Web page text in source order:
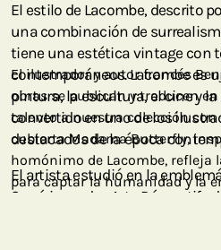
El estilo de Lacombe, descrito
una combinación de
tiene una estética vintage con
contemporáneos. Lacombe es
pintura, la escultura, el cine y la
convertido en uno de los
destacados de la época
El artista estudió en la
Supérieure des Arts Décoratifs
El ilustrador y autor francés
obras se publican y traducen
talento a nuestra colección con
cubierta Madama Butterfly,
homónimo de Lacombe, refleja
para captar la humanidad y la